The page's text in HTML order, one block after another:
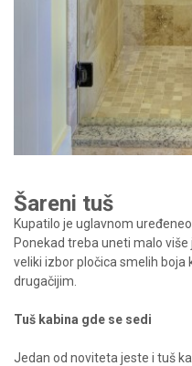
Šareni tuš
Kupatilo je uglavnom
Ponekad treba uneti malo
veliki izbor pločica smelih
drugačijim.
Tuš kabina gde se sedi
Jedan od noviteta jeste i tuš